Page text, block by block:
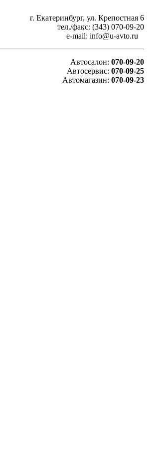
г. Екатеринбург, ул. Крепостная 6
тел./факс: (343) 070-09-20
e-mail: info@u-avto.ru
Автосалон: 070-09-20
Автосервис: 070-09-25
Автомагазин: 070-09-23